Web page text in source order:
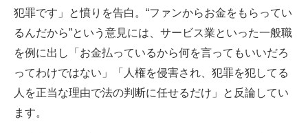
犯罪です」と憤りを告白。“ファンからお金をもらってい
るんだから”という意見には、サービス業といった一般職
を例に出し「お金払っているから何を言ってもいいだろ
ってわけではない」「人権を侵害され、犯罪を犯してる
人を正当な理由で法の判断に任せるだけ」と反論してい
ます。